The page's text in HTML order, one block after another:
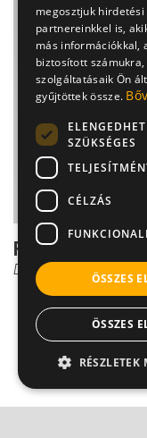
Fogfájás,
Dr. Dabasi András
megosztjuk
partnereinkkel is,
más információkkal,
biztosított
szolgáltatásaik Ön
gyűjtöttek össze.
SZÜKSÉGES
CÉLZÁS
ÖSSZES
ÖSSZES
RÉSZLETEK